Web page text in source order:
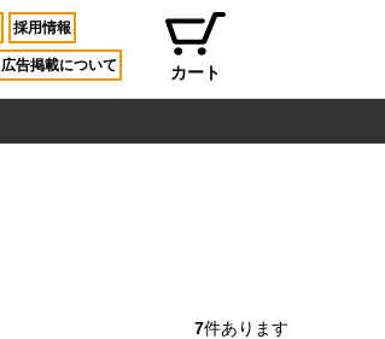
採用情報
広告掲載について カート
7件あります